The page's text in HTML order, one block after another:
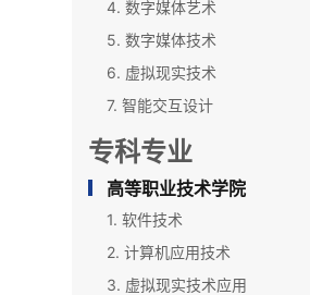
4. 数字媒体艺术
5. 数字媒体技术
6. 虚拟现实技术
7. 智能交互设计
专科专业
高等职业技术学院
1. 软件技术
2. 计算机应用技术
3. 虚拟现实技术应用